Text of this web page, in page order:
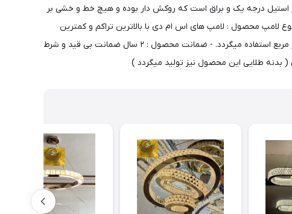
حلقه لوستر 20 سانتیمتر است.- جنس محصول : بدنه از استیل درجه یک و براق است که روکش دار بوده و هیچ خط و خشی بر
روکش استیل کنده میشود.- کریستال ها نیز از نوع سوپر کریستال و درجه یک در سایز ۵ در ۳ میباشد.- نوع لامپ محصول : لامپ های اس ام دی با بالاترین تراکم و کمترین
مصرف - حالت های نوری محصول : آفتابی و مهتابی و ترکیبی ( یخی ) - میزان روشنایی محصول : این محصول برای محیطی با متراژ ۳۰ متر مربع استفاده میگردد. - ضمانت محصول : ۲ سال ضمانت بی قید و شرط